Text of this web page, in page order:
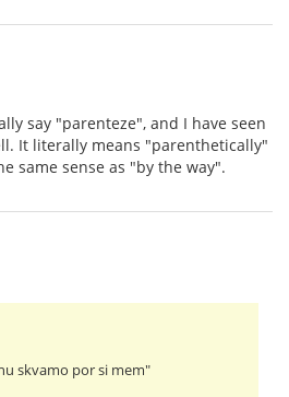
say "parenteze", and I have seen
It literally means "parenthetically"
same sense as "by the way".
skvamo por si mem"